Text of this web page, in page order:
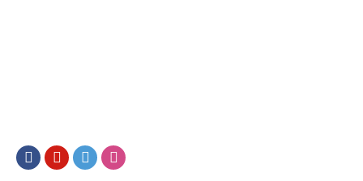
FacebookYoutubeTwitter